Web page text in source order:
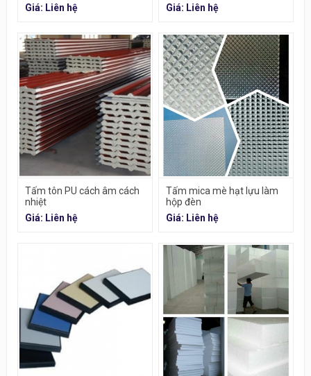
Giá: Liên hệ
Giá: Liên hệ
Tấm tôn PU cách âm cách
nhiệt
Giá: Liên hệ
Tấm mica mè hạt lựu làm
hộp đèn
Giá: Liên hệ